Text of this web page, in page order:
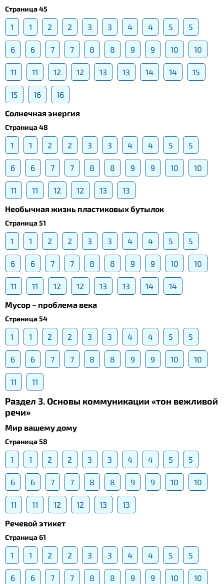
Страница 45
1 1 2 2 3 3 4 4 5 5
6 6 7 7 8 8 9 9 10 10
11 11 12 12 13 13 14 14 15
15 16
16
Солнечная энергия
Страница 48
1 1 2 2 3 3 4 4 5 5
6 6 7 7 8 8 9 9 10 10
11 11 12 12 13
13
Необычная жизнь пластиковых бутылок
Страница 51
1 1 2 2 3 3 4 4 5 5
6 6 7 7 8 8 9 9 10 10
11 11 12 12 13 13 14
14
Мусор – проблема века
Страница 54
1 1 2 2 3 3 4 4 5 5
6 6 7 7 8 8 9 9 10 10
11 11
Раздел 3. Основы коммуникации «тон вежливой
речи»
Мир вашему дому
Страница 58
1 1 2 2 3 3 4 4 5 5
6 6 7 7 8 8 9 9 10 10
11 11 12 12 13
13
Речевой этикет
Страница 61
1 1 2 2 3 3 4 4 5 5
6 6 7 7 8 8 9 9 10 10